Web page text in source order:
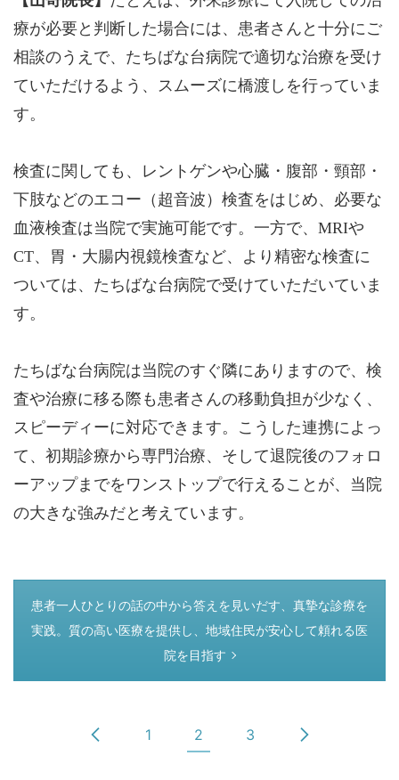
療が必要と判断した場合には、患者さんと十分にご
相談のうえで、たちばな台病院で適切な治療を受け
ていただけるよう、スムーズに橋渡しを行っていま
す。
検査に関しても、レントゲンや心臓・腹部・頸部・
下肢などのエコー（超音波）検査をはじめ、必要な
血液検査は当院で実施可能です。一方で、MRIや
CT、胃・大腸内視鏡検査など、より精密な検査に
ついては、たちばな台病院で受けていただいていま
す。
たちばな台病院は当院のすぐ隣にありますので、検
査や治療に移る際も患者さんの移動負担が少なく、
スピーディーに対応できます。こうした連携によっ
て、初期診療から専門治療、そして退院後のフォロ
ーアップまでをワンストップで行えることが、当院
の大きな強みだと考えています。
つぎのページ
患者一人ひとりの話の中から答えを見いだす、真摯な診療を
実践。質の高い医療を提供し、地域住民が安心して頼れる医
院を目指す
1 2 3